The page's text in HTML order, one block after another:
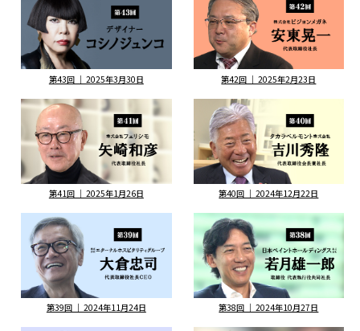
第43回 ｜ 2025年3月30日 第42回 ｜ 2025年2月23日
第41回 ｜ 2025年1月26日 第40回 ｜ 2024年12月22日
第39回 ｜ 2024年11月24日 第38回 ｜ 2024年10月27日